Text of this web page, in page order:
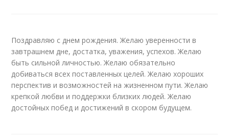
Поздравляю с днем рождения. Желаю уверенности в
завтрашнем дне, достатка, уважения, успехов. Желаю
быть сильной личностью. Желаю обязательно
добиваться всех поставленных целей. Желаю хороших
перспектив и возможностей на жизненном пути. Желаю
крепкой любви и поддержки близких людей. Желаю
достойных побед и достижений в скором будущем.